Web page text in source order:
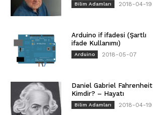
Bilim Adamları 2018-04-19
Arduino if ifadesi (Şartlı
ifade Kullanımı)
Arduino 2018-05-07
Daniel Gabriel Fahrenheit
Kimdir? – Hayatı
Bilim Adamları 2018-04-19